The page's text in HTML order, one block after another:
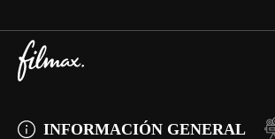
INFORMACIÓN GENERAL